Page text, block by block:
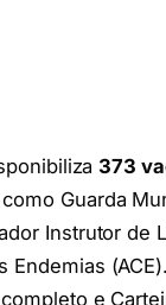
373
Guarda
Instrutor de
Endemias
e